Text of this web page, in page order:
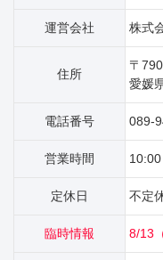
運営会社 株式
住所
〒
愛媛
電話番号 089-
営業時間
定休日 不定
臨時情報 8/13